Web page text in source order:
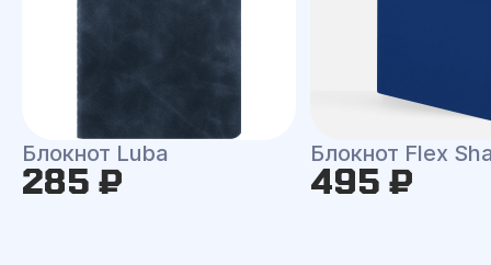
Блокнот Luba
285 ₽
Блокнот Flex
495 ₽